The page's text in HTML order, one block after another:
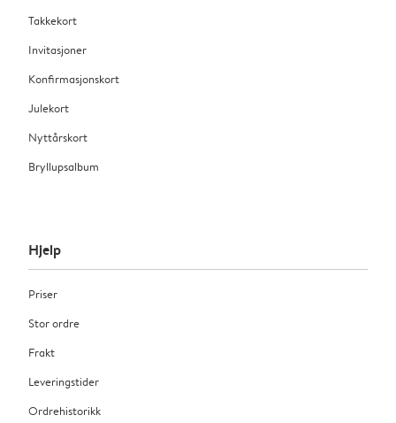
Takkekort
Invitasjoner
Konfirmasjonskort
Julekort
Nyttårskort
Bryllupsalbum
Hjelp
Priser
Stor ordre
Frakt
Leveringstider
Ordrehistorikk